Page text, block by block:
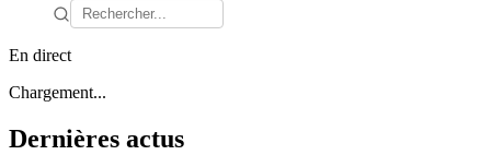
En direct
Chargement...
Dernières actus